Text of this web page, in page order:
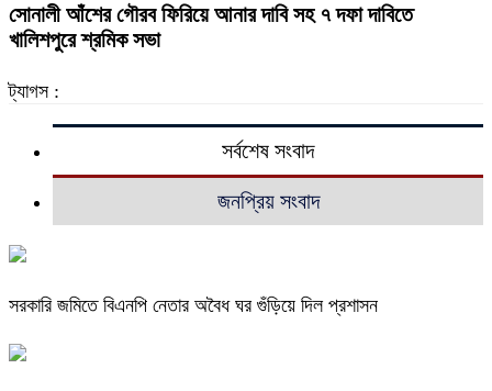
সোনালী আঁশের গৌরব ফিরিয়ে আনার দাবি সহ ৭ দফা দাবিতে
খালিশপুরে শ্রমিক সভা
ট্যাগস :
সর্বশেষ সংবাদ
জনপ্রিয় সংবাদ
সরকারি জমিতে বিএনপি নেতার অবৈধ ঘর গুঁড়িয়ে দিল প্রশাসন